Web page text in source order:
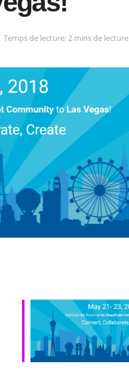
Temps de lecture: 2 mins de lecture